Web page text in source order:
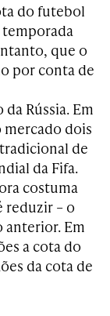
do futebol
temporada
que o
por conta de
Rússia. Em
mercado dois
de
da Fifa.
costuma
reduzir – o
anterior. Em
a cota do
da cota de